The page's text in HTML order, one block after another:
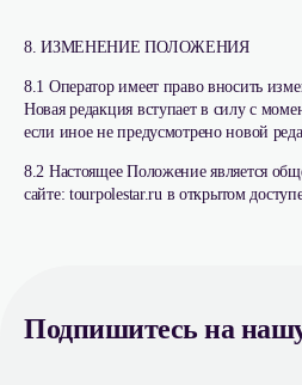
8. ИЗМЕНЕНИЕ ПОЛОЖЕНИЯ
8.1 Оператор имеет право вносить
Новая редакция вступает в силу с
если иное не предусмотрено новой
8.2 Настоящее Положение является
сайте: tourpolestar.ru в открытом
Подпишитесь на